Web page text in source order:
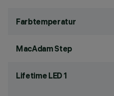
Farbtemperatur
MacAdam Step
Lifetime LED 1